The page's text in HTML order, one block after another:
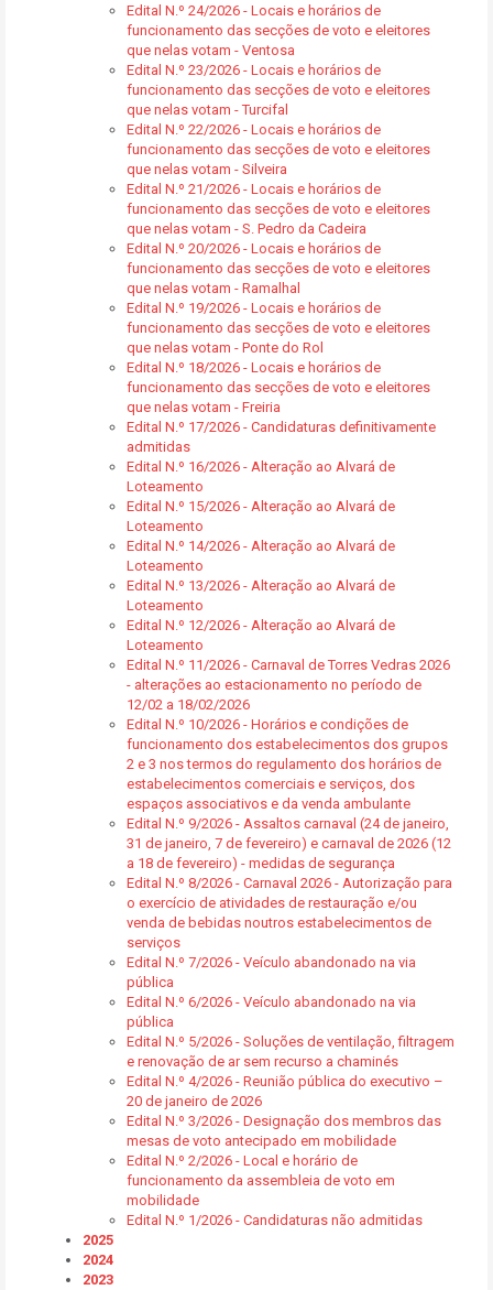
Edital N.º 24/2026 - Locais e horários de
funcionamento das secções de voto e eleitores
que nelas votam - Ventosa
Edital N.º 23/2026 - Locais e horários de
funcionamento das secções de voto e eleitores
que nelas votam - Turcifal
Edital N.º 22/2026 - Locais e horários de
funcionamento das secções de voto e eleitores
que nelas votam - Silveira
Edital N.º 21/2026 - Locais e horários de
funcionamento das secções de voto e eleitores
que nelas votam - S. Pedro da Cadeira
Edital N.º 20/2026 - Locais e horários de
funcionamento das secções de voto e eleitores
que nelas votam - Ramalhal
Edital N.º 19/2026 - Locais e horários de
funcionamento das secções de voto e eleitores
que nelas votam - Ponte do Rol
Edital N.º 18/2026 - Locais e horários de
funcionamento das secções de voto e eleitores
que nelas votam - Freiria
Edital N.º 17/2026 - Candidaturas definitivamente
admitidas
Edital N.º 16/2026 - Alteração ao Alvará de
Loteamento
Edital N.º 15/2026 - Alteração ao Alvará de
Loteamento
Edital N.º 14/2026 - Alteração ao Alvará de
Loteamento
Edital N.º 13/2026 - Alteração ao Alvará de
Loteamento
Edital N.º 12/2026 - Alteração ao Alvará de
Loteamento
Edital N.º 11/2026 - Carnaval de Torres Vedras 2026
- alterações ao estacionamento no período de
12/02 a 18/02/2026
Edital N.º 10/2026 - Horários e condições de
funcionamento dos estabelecimentos dos grupos
2 e 3 nos termos do regulamento dos horários de
estabelecimentos comerciais e serviços, dos
espaços associativos e da venda ambulante
Edital N.º 9/2026 - Assaltos carnaval (24 de janeiro,
31 de janeiro, 7 de fevereiro) e carnaval de 2026 (12
a 18 de fevereiro) - medidas de segurança
Edital N.º 8/2026 - Carnaval 2026 - Autorização para
o exercício de atividades de restauração e/ou
venda de bebidas noutros estabelecimentos de
serviços
Edital N.º 7/2026 - Veículo abandonado na via
pública
Edital N.º 6/2026 - Veículo abandonado na via
pública
Edital N.º 5/2026 - Soluções de ventilação, filtragem
e renovação de ar sem recurso a chaminés
Edital N.º 4/2026 - Reunião pública do executivo –
20 de janeiro de 2026
Edital N.º 3/2026 - Designação dos membros das
mesas de voto antecipado em mobilidade
Edital N.º 2/2026 - Local e horário de
funcionamento da assembleia de voto em
mobilidade
Edital N.º 1/2026 - Candidaturas não admitidas
2025
2024
2023